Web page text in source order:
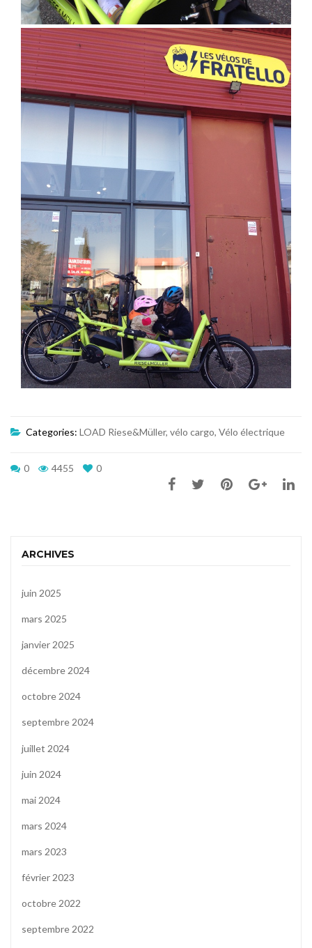
Categories: LOAD Riese&Müller, vélo cargo, Vélo électrique
0 4455 0
ARCHIVES
juin 2025
mars 2025
janvier 2025
décembre 2024
octobre 2024
septembre 2024
juillet 2024
juin 2024
mai 2024
mars 2024
mars 2023
février 2023
octobre 2022
septembre 2022